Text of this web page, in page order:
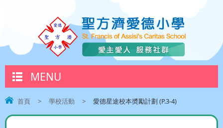
MENU
首頁 > 學校活動 > 愛德星途校本奬勵計劃 (P.3-4)